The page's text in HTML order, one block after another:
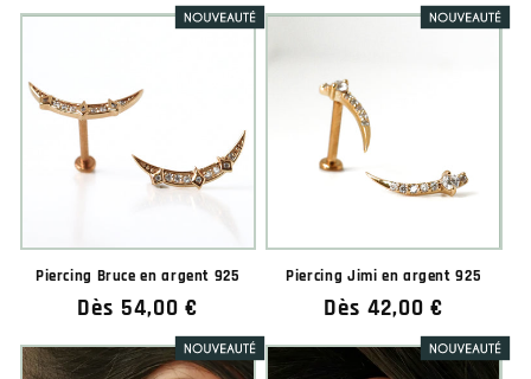
Piercing Bruce en argent 925
Prix
habituel
Dès 54,00 €
Piercing Jimi en argent 925
Prix
habituel
Dès 42,00 €